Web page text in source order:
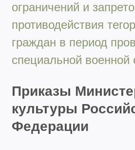
ограничений и
противодействия
граждан в период
специальной военной
Приказы
культуры
Федерации